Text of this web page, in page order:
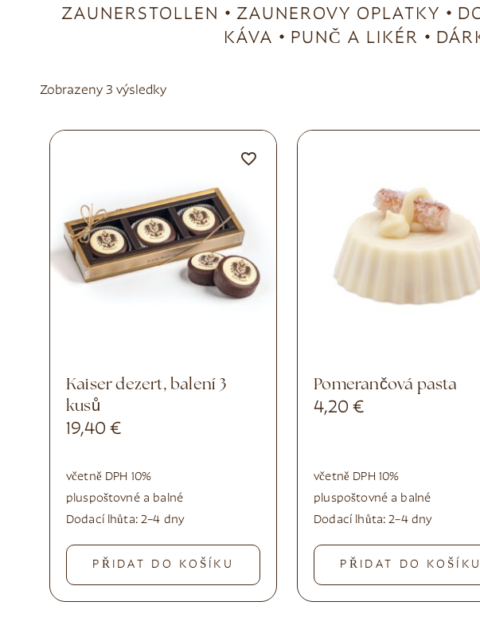
ZAUNERSTOLLEN ZAUNEROVY OPLATKY
KÁVA
PUNČ A LIKÉR
Zobrazeny 3 výsledky
Kaiser dezert, balení 3
kusů
19,40 €
včetně DPH 10%
pluspoštovné a balné
Dodací lhůta:2–4 dny
PŘIDAT DO KOŠÍKU
Pomerančová pasta
4,20€
včetně DPH 10%
pluspoštovné a balné
Dodací lhůta:2–4 dny
PŘIDAT DO KOŠÍKU